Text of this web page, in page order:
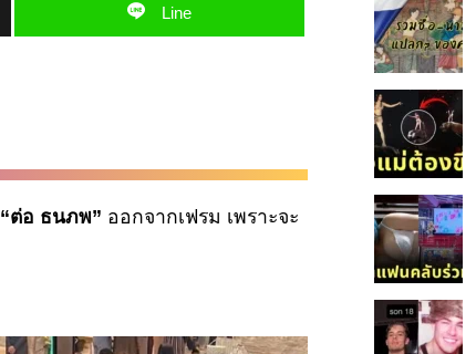
Line
“ต่อ ธนภพ” ออกจากเฟรม เพราะจะ